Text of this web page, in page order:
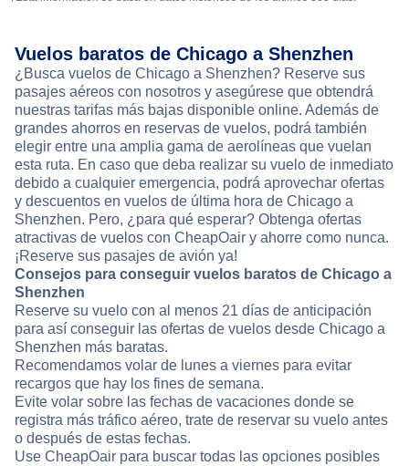
Vuelos baratos de Chicago a Shenzhen
¿Busca vuelos de Chicago a Shenzhen? Reserve sus
pasajes aéreos con nosotros y asegúrese que obtendrá
nuestras tarifas más bajas disponible online. Además de
grandes ahorros en reservas de vuelos, podrá también
elegir entre una amplia gama de aerolíneas que vuelan
esta ruta. En caso que deba realizar su vuelo de inmediato
debido a cualquier emergencia, podrá aprovechar ofertas
y descuentos en vuelos de última hora de Chicago a
Shenzhen. Pero, ¿para qué esperar? Obtenga ofertas
atractivas de vuelos con CheapOair y ahorre como nunca.
¡Reserve sus pasajes de avión ya!
Consejos para conseguir vuelos baratos de Chicago a
Shenzhen
Reserve su vuelo con al menos 21 días de anticipación
para así conseguir las ofertas de vuelos desde Chicago a
Shenzhen más baratas.
Recomendamos volar de lunes a viernes para evitar
recargos que hay los fines de semana.
Evite volar sobre las fechas de vacaciones donde se
registra más tráfico aéreo, trate de reservar su vuelo antes
o después de estas fechas.
Use CheapOair para buscar todas las opciones posibles